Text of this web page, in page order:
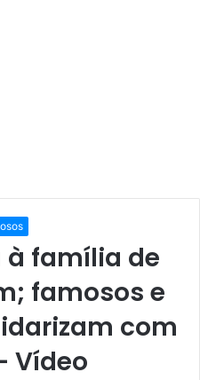
à família de
famosos e
com
Vídeo